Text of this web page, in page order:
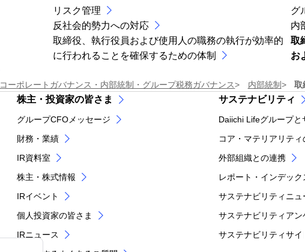
リスク管理
グ
反社会的勢力への対応
内
取締役、執行役員および使用人の職務の執行が効率的
に行われることを確保するための体制
取
お
コーポレートガバナンス・内部統制・グループ税務ガバナンス 内部統制 取
株主・投資家の皆さま
グループCFOメッセージ
財務・業績
IR資料室
株主・株式情報
IRイベント
個人投資家の皆さま
IRニュース
サステナビリティ
Daiichi Lifeグループと
コア・マテリアリテ
外部組織との連携
レポート・インデッ
サステナビリティニュ
サステナビリティアン
サステナビリティサイ